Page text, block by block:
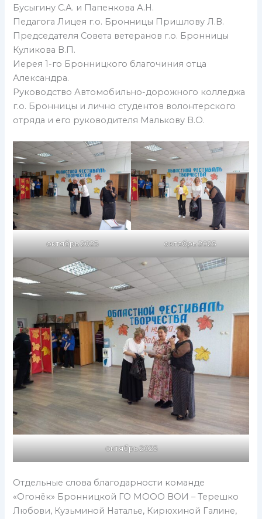
Бусыгину С.А. и Папенкова А.Н.
Педагога Лицея г.о. Бронницы Пришлову Л.В.
Председателя Совета ветеранов г.о. Бронницы
Куликова В.П.
Иерея 1-го Бронницкого благочиния отца
Александра.
Руководство Автомобильно-дорожного колледжа
г.о. Бронницы и лично студентов волонтерского
отряда и его руководителя Малькову В.О.
октябрь 2025 октябрь 2025
октябрь 2025
Отдельные слова благодарности команде
«Огонёк» Бронницкой ГО МООО ВОИ – Терешко
Любови, Кузьминой Наталье, Кирюхиной Галине,